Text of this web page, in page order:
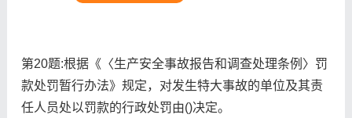
第20题:根据《〈生产安全事故报告和调查处理条例〉罚
款处罚暂行办法》规定，对发生特大事故的单位及其责
任人员处以罚款的行政处罚由()决定。